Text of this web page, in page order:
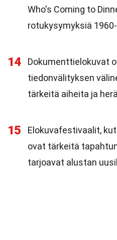
Who's Coming to
rotukysymyksiä
14
Dokumenttielokuvat
tiedonvälityksen
tärkeitä aiheita ja
15
Elokuvafestivaalit,
ovat tärkeitä
tarjoavat alustan